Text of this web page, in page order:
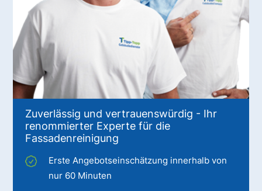
Zuverlässig und vertrauenswürdig - Ihr
renommierter Experte für die
Fassadenreinigung
Erste Angebotseinschätzung innerhalb von
nur 60 Minuten